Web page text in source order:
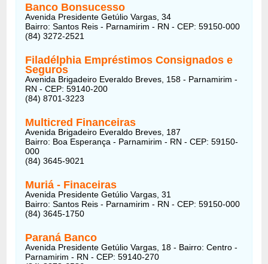
Banco Bonsucesso
Avenida Presidente Getúlio Vargas, 34
Bairro: Santos Reis - Parnamirim - RN - CEP: 59150-000
(84) 3272-2521
Filadélphia Empréstimos Consignados e
Seguros
Avenida Brigadeiro Everaldo Breves, 158 - Parnamirim -
RN - CEP: 59140-200
(84) 8701-3223
Multicred Financeiras
Avenida Brigadeiro Everaldo Breves, 187
Bairro: Boa Esperança - Parnamirim - RN - CEP: 59150-
000
(84) 3645-9021
Muriá - Finaceiras
Avenida Presidente Getúlio Vargas, 31
Bairro: Santos Reis - Parnamirim - RN - CEP: 59150-000
(84) 3645-1750
Paraná Banco
Avenida Presidente Getúlio Vargas, 18 - Bairro: Centro -
Parnamirim - RN - CEP: 59140-270